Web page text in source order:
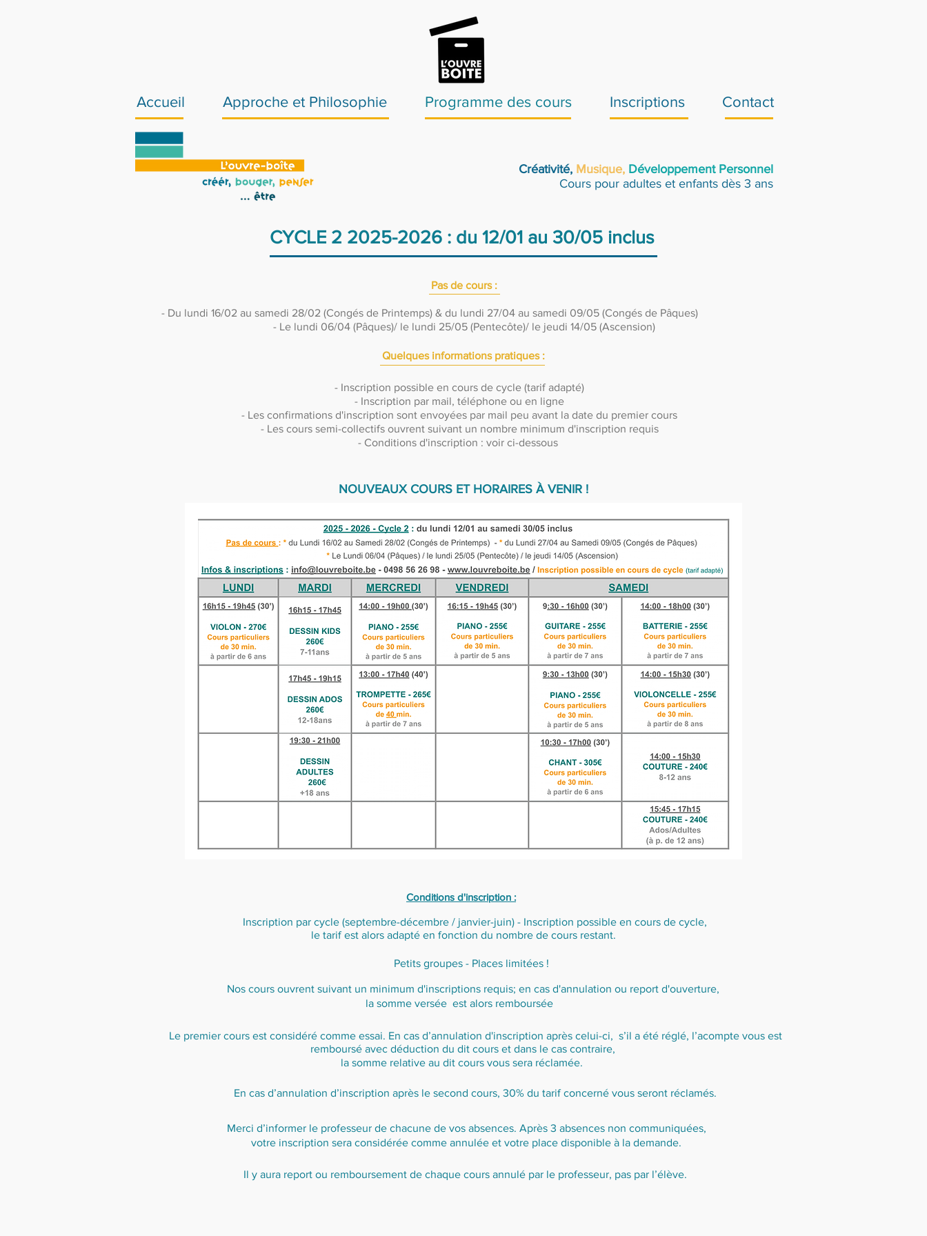
Accueil Approche et Philosophie Programme des cours Inscriptions Contact
Créativité, Musique, Développement Personnel
Cours pour adultes et enfants dès 3 ans
CYCLE 2 2025-2026 : du 12/01 au 30/05 inclus
Pas de cours :
- Du lundi 16/02 au samedi 28/02 (Congés de Printemps) & du lundi 27/04 au samedi 09/05 (Congés de Pâques)
- Le lundi 06/04 (Pâques)/ le lundi 25/05 (Pentecôte)/ le jeudi 14/05 (Ascension)
Quelques informations pratiques :
- Inscription possible en cours de cycle (tarif adapté)
- Inscription par mail, téléphone ou en ligne
- Les confirmations d'inscription sont envoyées par mail peu avant la date du premier cours
- Les cours semi-collectifs ouvrent suivant un nombre minimum d'inscription requis
- Conditions d'inscription : voir ci-dessous
NOUVEAUX COURS ET HORAIRES À VENIR !
Conditions d'inscription :
Inscription par cycle (septembre-décembre / janvier-juin) - Inscription possible en cours de cycle,
le tarif est alors adapté en fonction du nombre de cours restant.
Petits groupes - Places limitées !
Nos cours ouvrent suivant un minimum d'inscriptions requis; en cas d'annulation ou report d'ouverture,
la somme versée est alors remboursée
Le premier cours est considéré comme essai. En cas d’annulation d'inscription après celui-ci, s’il a été réglé, l’acompte vous est
remboursé avec déduction du dit cours et dans le cas contraire,
la somme relative au dit cours vous sera réclamée.
En cas d’annulation d’inscription après le second cours, 30% du tarif concerné vous seront réclamés.
Merci d’informer le professeur de chacune de vos absences. Après 3 absences non communiquées,
votre inscription sera considérée comme annulée et votre place disponible à la demande.
Il y aura report ou remboursement de chaque cours annulé par le professeur, pas par l’élève.